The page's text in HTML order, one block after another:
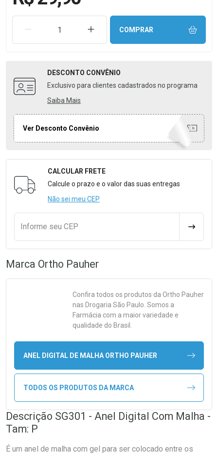
REMOVER UMA UNIDADEAUMENTAR UMA UNIDADE
COMPRAR
DESCONTO CONVÊNIO
Exclusivo para clientes cadastrados no programa
Saiba Mais
Ver Desconto Convênio
Formulário para Calcular o Frete
CALCULAR FRETE
Calcule o prazo e o valor das suas entregas
Não sei meu CEP
Informe seu CEP
Marca Ortho Pauher
Confira todos os produtos da Ortho Pauher
nas Drogaria São Paulo. Somos a
Farmácia com a maior variedade e
qualidade do Brasil.
ANEL DIGITAL DE MALHA ORTHO PAUHER
TODOS OS PRODUTOS DA MARCA
Descrição SG301 - Anel Digital Com Malha -
Tam: P
É um anel de malha com gel para ser colocado entre os